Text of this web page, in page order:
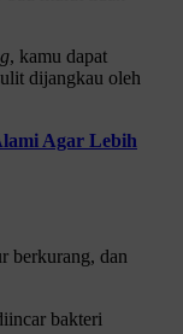
, kamu dapat
dijangkau oleh
Agar Lebih
berkurang, dan
bakteri